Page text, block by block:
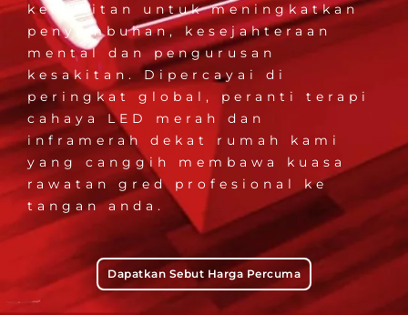
kerumitan untuk meningkatkan
penyembuhan, kesejahteraan
mental dan pengurusan
kesakitan. Dipercayai di
peringkat global, peranti terapi
cahaya LED merah dan
inframerah dekat rumah kami
yang canggih membawa kuasa
rawatan gred profesional ke
tangan anda.
Dapatkan Sebut Harga Percuma